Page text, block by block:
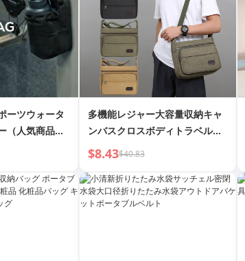
ーツウォータ
（人気商品、
大容量ジムボ
多機能レジャー大容量収納キャ
ンバスクロスボディトラベルバ
ッグ
$8.43$40.83